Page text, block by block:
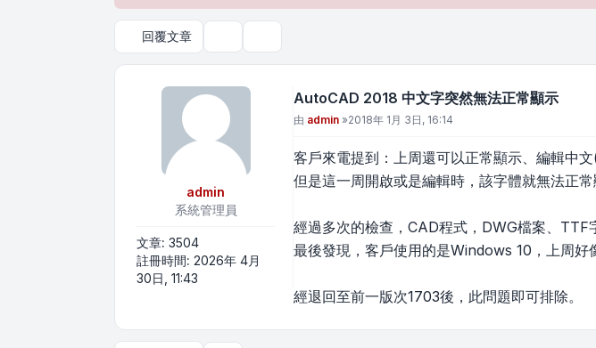
回覆文章
admin
系統管理員
文章: 3504
註冊時間: 2026年 4月
30日, 11:43
AutoCAD 2018 中文字突然無法正常顯示
文章
由 admin »2018年 1月 3日, 16:14
客戶來電提到：上周還可以正常顯示、編輯中
但是這一周開啟或是編輯時，該字體就無法正常
經過多次的檢查，CAD程式，DWG檔案、TTF
最後發現，客戶使用的是Windows 10，上周
經退回至前一版次1703後，此問題即可排除。